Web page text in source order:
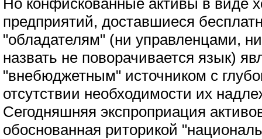
Но конфискованные активы в виде
предприятий, доставшиеся
"обладателям" (ни управленцами,
назвать не поворачивается язык)
"внебюджетным" источником с
отсутствии необходимости их
Сегодняшняя экспроприация
обоснованная риторикой